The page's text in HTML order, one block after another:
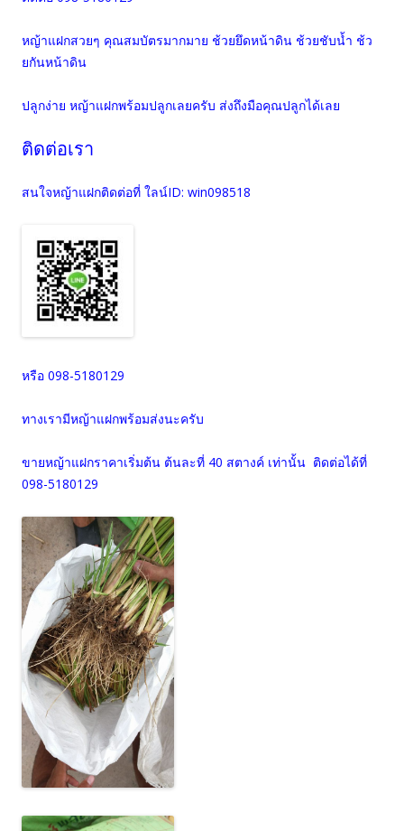
หญ้าแฝกสวยๆ คุณสมบัตรมากมาย ช้วยยึดหน้าดิน ช้วยชับน้ำ ช้ว
ยกันหน้าดิน
ปลูกง่าย หญ้าแฝกพร้อมปลูกเลยครับ ส่งถึงมือคุณปลูกได้เลย
ติดต่อเรา
สนใจหญ้าแฝกติดต่อที่ ใลน์ID: win098518
หรือ 098-5180129
ทางเรามีหญ้าแฝกพร้อมส่งนะครับ
ขายหญ้าแฝกราคาเริ่มต้น ต้นละที่ 40 สตางค์ เท่านั้น ติดต่อได้ที่
098-5180129